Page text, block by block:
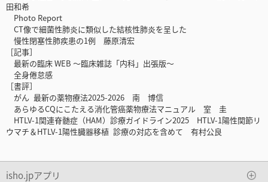
田和希
Photo Report
CT像で細菌性肺炎に類似した結核性肺炎を呈した
慢性閉塞性肺疾患の1例 藤原清宏
［記事］
最新の臨床 WEB ～臨床雑誌「内科」出張版～
全身倦怠感
［書評］
がん 最新の薬物療法2025-2026 南 博信
あらゆるCQにこたえる消化管癌薬物療法マニュアル 室 圭
HTLV-1関連脊髄症（HAM）診療ガイドライン2025 HTLV-1陽性関節リ
ウマチ＆HTLV-1陽性臓器移植 診療の対応を含めて 有村公良
isho.jpアプリ